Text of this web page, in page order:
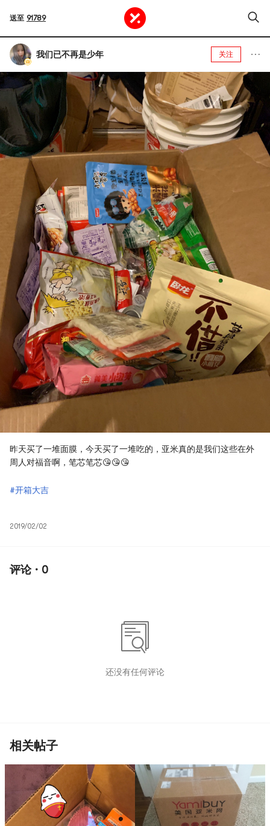
送至 91789
我们已不再是少年 关注
昨天买了一堆面膜，今天买了一堆吃的，亚米真的是我们这些在外
周人对福音啊，笔芯笔芯😘😘😘
#开箱大吉
2019/02/02
评论 · 0
还没有任何评论
相关帖子